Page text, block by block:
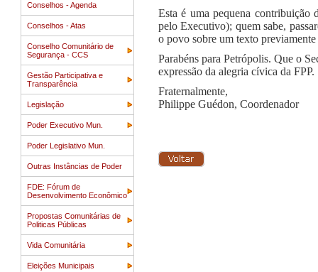
Conselhos - Agenda
Conselhos - Atas
Conselho Comunitário de
Segurança - CCS
Gestão Participativa e
Transparência
Legislação
Poder Executivo Mun.
Poder Legislativo Mun.
Outras Instâncias de Poder
FDE: Fórum de
Desenvolvimento Econômico
Propostas Comunitárias de
Politicas Públicas
Vida Comunitária
Eleições Municipais
Esta é uma pequena
pelo Executivo); quem sabe,
o povo sobre um texto
Parabéns para Petrópolis. Que o
expressão da alegria cívica da FPP.
Fraternalmente,
Philippe Guédon, Coordenador